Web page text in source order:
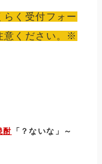
く受付フォー
意ください。※
酎 「？ないな」～